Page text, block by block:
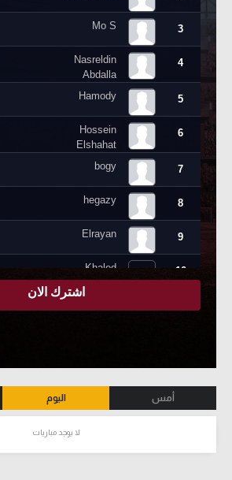
أمس اليوم
لا يوجد مباريات